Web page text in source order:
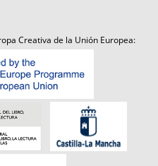
Creativa de la Unión Europea: